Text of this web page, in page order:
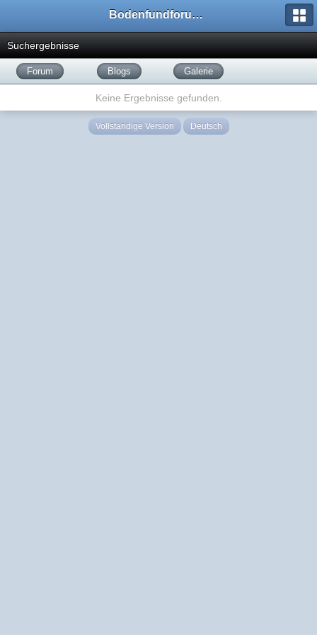
Bodenfundforum.com
Suchergebnisse
Forum Blogs Galerie
Keine Ergebnisse gefunden.
Vollständige Version Deutsch